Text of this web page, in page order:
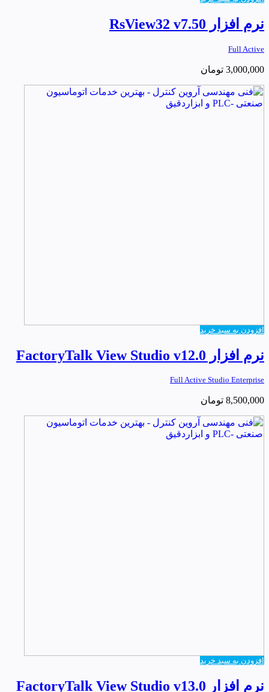
نرم افزار RsView32 v7.50
Full Active
3,000,000 تومان
افزودن به سبد خرید
نرم افزار FactoryTalk View Studio v12.0
Full Active Studio Enterprise
8,500,000 تومان
افزودن به سبد خرید
نرم افزار FactoryTalk View Studio v13.0